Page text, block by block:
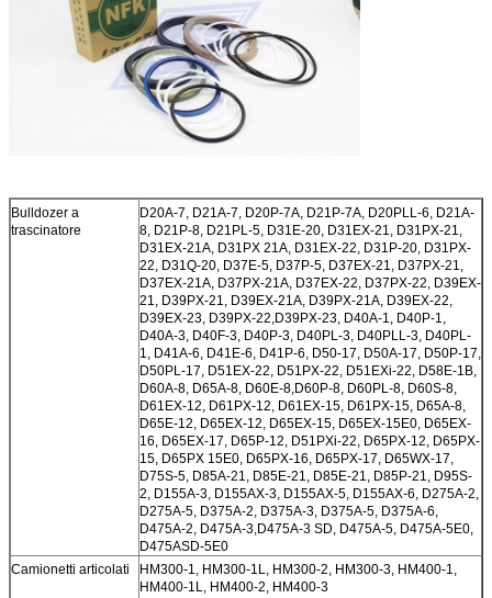
Bulldozer a
trascinatore
D20A-7, D21A-7, D20P-7A, D21P-7A, D20PLL-6, D21A-
8, D21P-8, D21PL-5, D31E-20, D31EX-21, D31PX-21,
D31EX-21A, D31PX 21A, D31EX-22, D31P-20, D31PX-
22, D31Q-20, D37E-5, D37P-5, D37EX-21, D37PX-21,
D37EX-21A, D37PX-21A, D37EX-22, D37PX-22, D39EX-
21, D39PX-21, D39EX-21A, D39PX-21A, D39EX-22,
D39EX-23, D39PX-22,D39PX-23, D40A-1, D40P-1,
D40A-3, D40F-3, D40P-3, D40PL-3, D40PLL-3, D40PL-
1, D41A-6, D41E-6, D41P-6, D50-17, D50A-17, D50P-17,
D50PL-17, D51EX-22, D51PX-22, D51EXi-22, D58E-1B,
D60A-8, D65A-8, D60E-8,D60P-8, D60PL-8, D60S-8,
D61EX-12, D61PX-12, D61EX-15, D61PX-15, D65A-8,
D65E-12, D65EX-12, D65EX-15, D65EX-15E0, D65EX-
16, D65EX-17, D65P-12, D51PXi-22, D65PX-12, D65PX-
15, D65PX 15E0, D65PX-16, D65PX-17, D65WX-17,
D75S-5, D85A-21, D85E-21, D85E-21, D85P-21, D95S-
2, D155A-3, D155AX-3, D155AX-5, D155AX-6, D275A-2,
D275A-5, D375A-2, D375A-3, D375A-5, D375A-6,
D475A-2, D475A-3,D475A-3 SD, D475A-5, D475A-5E0,
D475ASD-5E0
Camionetti articolati
HM300-1, HM300-1L, HM300-2, HM300-3, HM400-1,
HM400-1L, HM400-2, HM400-3